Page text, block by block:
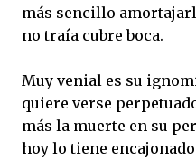
más sencillo
no traía cubre boca.
Muy venial es su
quiere verse
más la muerte en su
hoy lo tiene